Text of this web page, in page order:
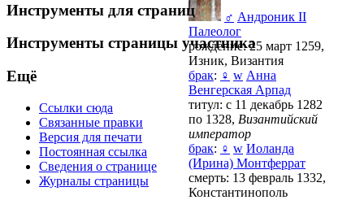
♂ Андроник II
Палеолог
рождение: 25 март 1259,
Изник, Византия
брак: ♀ w Анна
Венгерская Арпад
титул: с 11 декабрь 1282
по 1328, Византийский
император
брак: ♀ w Иоланда
(Ирина) Монтферрат
смерть: 13 февраль 1332,
Константинополь
Инструменты для страниц
Инструменты страницы участника
Ещё
Ссылки сюда
Связанные правки
Версия для печати
Постоянная ссылка
Сведения о странице
Журналы страницы